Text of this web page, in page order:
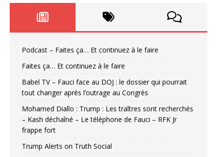
Podcast – Faites ça… Et continuez à le faire
Faites ça… Et continuez à le faire
Babel TV – Fauci face au DOJ : le dossier qui pourrait
tout changer après l’outrage au Congrès
Mohamed Diallo : Trump : Les traîtres sont recherchés
– Kash déchaîné – Le téléphone de Fauci – RFK Jr
frappe fort
Trump Alerts on Truth Social